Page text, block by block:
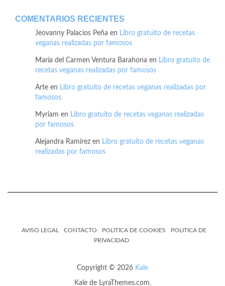
COMENTARIOS RECIENTES
Jeovanny Palacios Peña en Libro gratuito de recetas
veganas realizadas por famosos
María del Carmen Ventura Barahona en Libro gratuito de
recetas veganas realizadas por famosos
Arte en Libro gratuito de recetas veganas realizadas por
famosos
Myriam en Libro gratuito de recetas veganas realizadas
por famosos
Alejandra Ramirez en Libro gratuito de recetas veganas
realizadas por famosos
AVISO LEGAL CONTACTO POLITICA DE COOKIES
POLITICA DE
PRIVACIDAD
Copyright © 2026 Kale
Kalede LyraThemes.com.